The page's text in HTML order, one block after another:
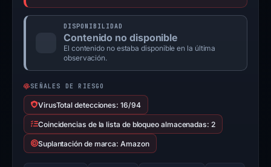
DISPONIBILIDAD
Contenido no disponible
El contenido no estaba disponible en la última
observación.
SEÑALES DE RIESGO
VirusTotal detecciones: 16/94
Coincidencias de la lista de bloqueo almacenadas: 2
Suplantación de marca: Amazon